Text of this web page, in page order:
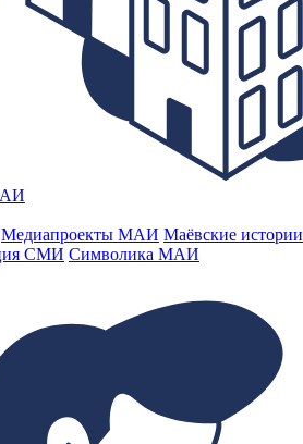
Медиапроекты МАИ Маёвские
СМИ Символика МАИ